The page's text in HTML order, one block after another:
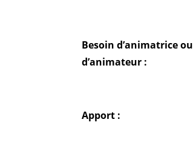
Besoin d’animatrice ou
d’animateur :
Apport :